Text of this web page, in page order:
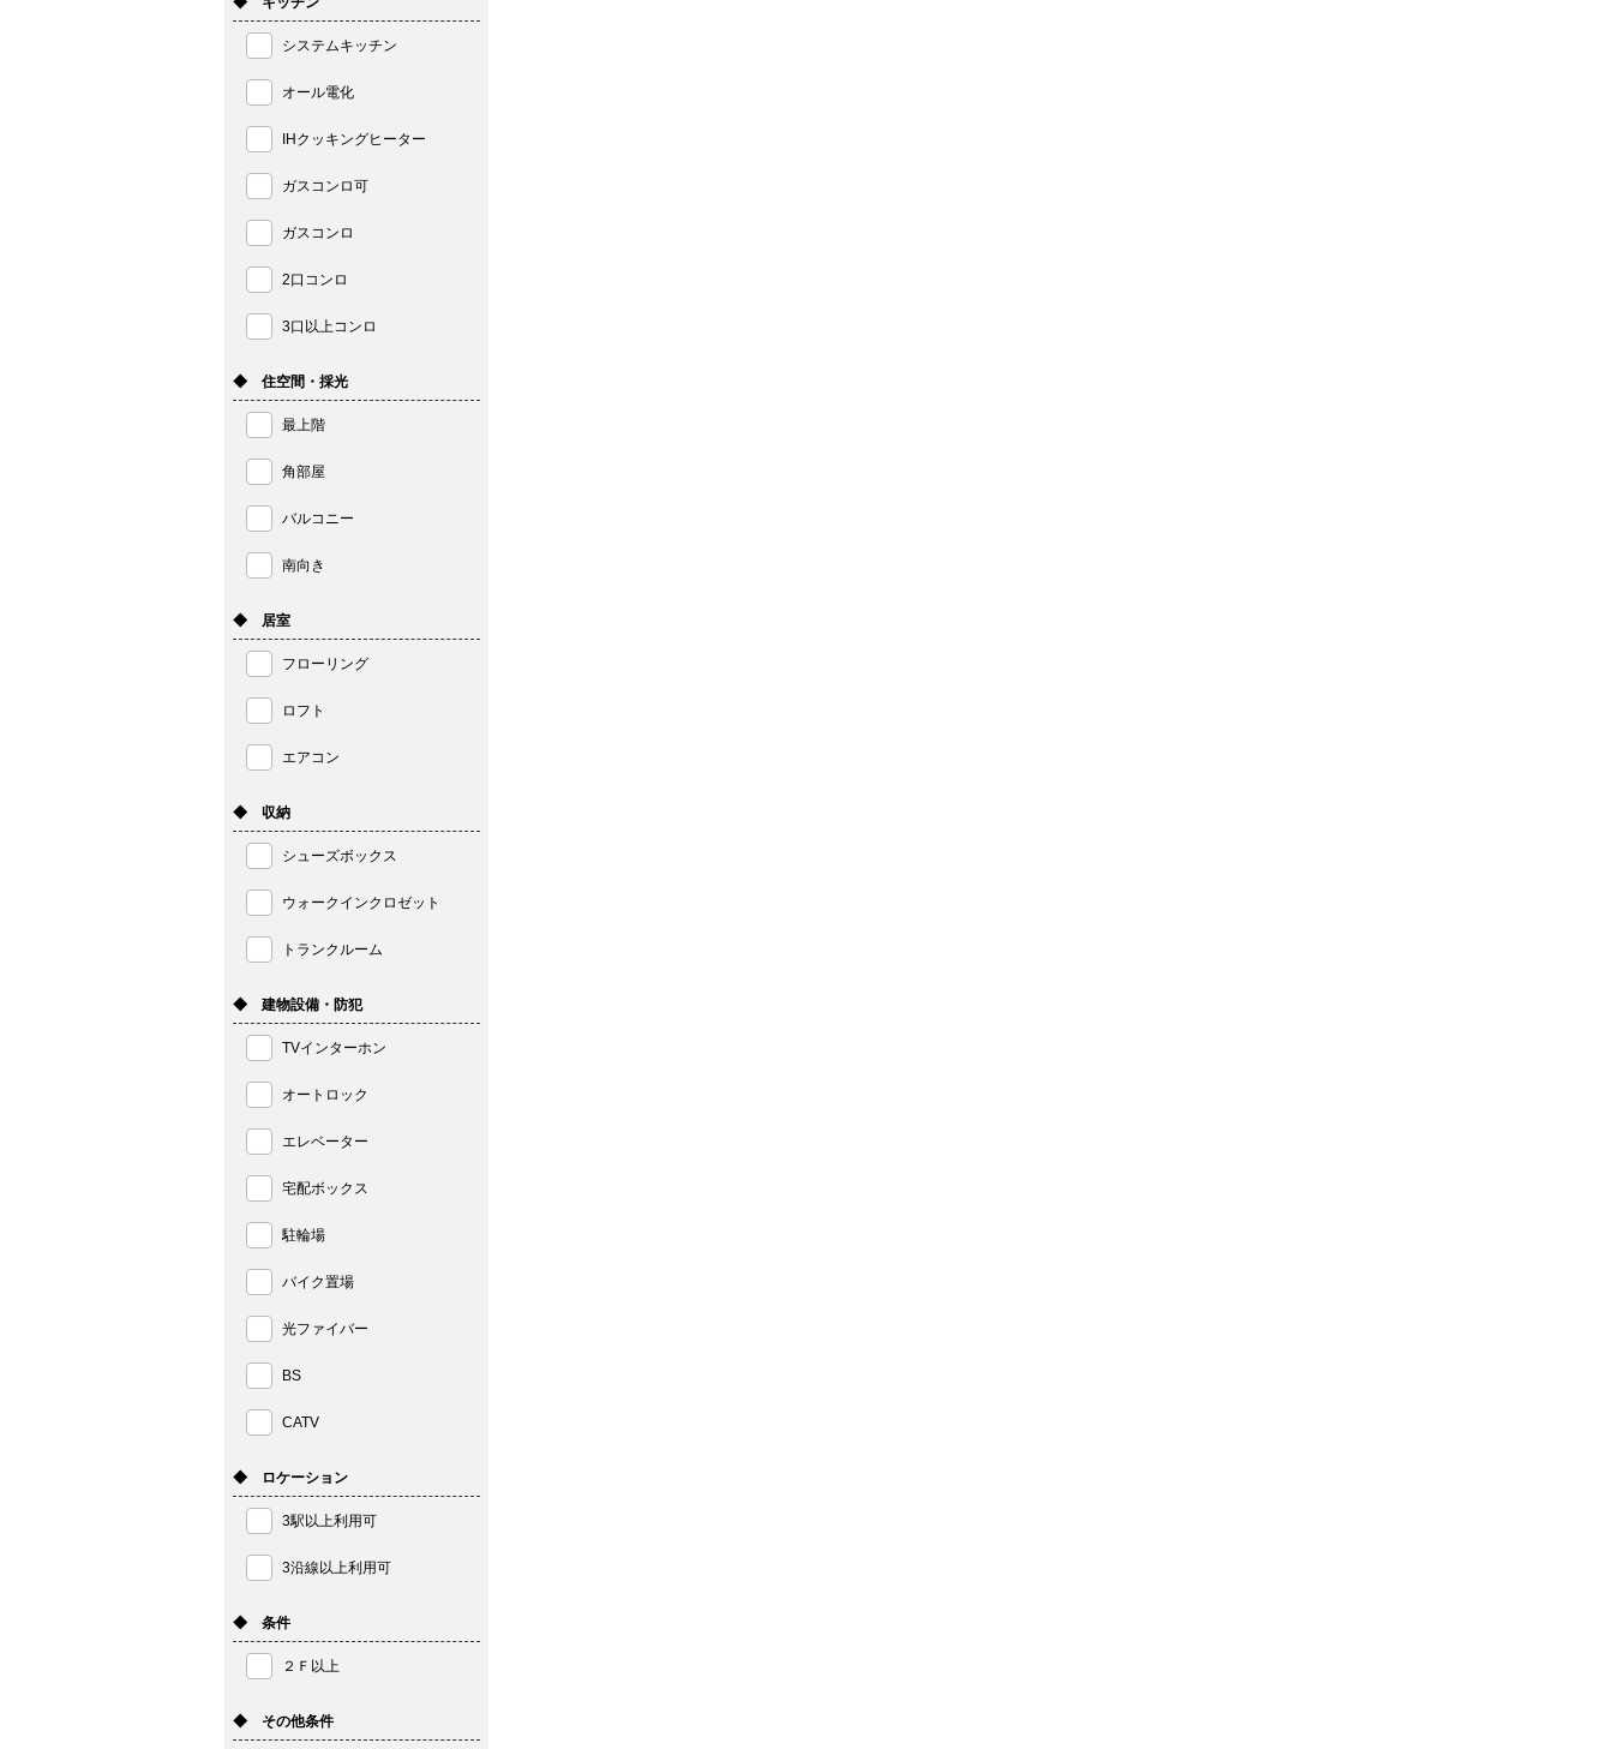
システムキッチン
オール電化
IHクッキングヒーター
ガスコンロ可
ガスコンロ
2口コンロ
3口以上コンロ
◆ 住空間・採光
最上階
角部屋
バルコニー
南向き
◆ 居室
フローリング
ロフト
エアコン
◆ 収納
シューズボックス
ウォークインクロゼット
トランクルーム
◆ 建物設備・防犯
TVインターホン
オートロック
エレベーター
宅配ボックス
駐輪場
バイク置場
光ファイバー
BS
CATV
◆ ロケーション
3駅以上利用可
3沿線以上利用可
◆ 条件
２Ｆ以上
◆ その他条件